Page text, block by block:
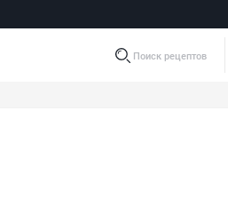
Поиск рецептов